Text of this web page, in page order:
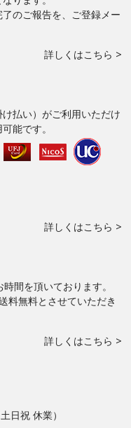
のご報告を、ご登録メー
詳しくはこちら >
払い）がご利用いただけ
能です。
詳しくはこちら >
間を頂いております。
料無料とさせていただき
詳しくはこちら >
日祝 休業）